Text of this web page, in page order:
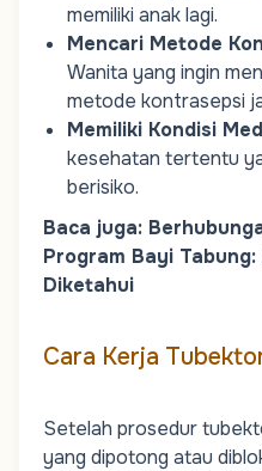
memiliki anak lagi.
Mencari Metode
Wanita yang ingin
metode kontrasepsi
Memiliki Kondisi
kesehatan tertentu
berisiko.
Baca juga:
Program Bayi
Diketahui
Cara Kerja
Setelah prosedur
yang dipotong atau